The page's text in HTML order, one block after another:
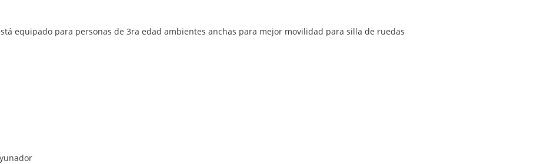
equipado para personas de 3ra edad ambientes anchas para mejor movilidad para silla de ruedas